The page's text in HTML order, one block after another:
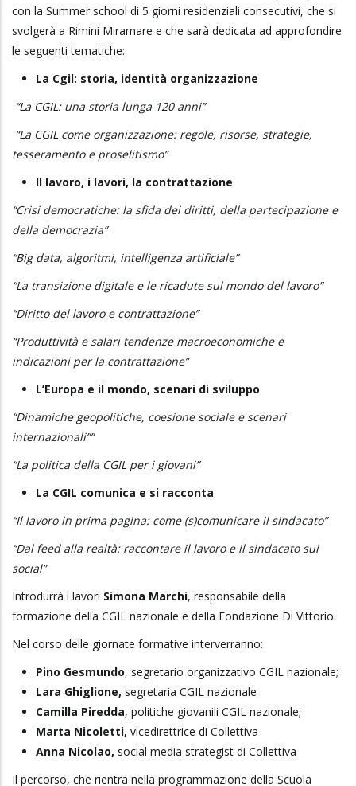
con la Summer school di 5 giorni residenziali consecutivi, che si
svolgerà a Rimini Miramare e che sarà dedicata ad approfondire
le seguenti tematiche:
La Cgil: storia, identità organizzazione
“La CGIL: una storia lunga 120 anni”
“La CGIL come organizzazione: regole, risorse, strategie,
tesseramento e proselitismo”
Il lavoro, i lavori, la contrattazione
“Crisi democratiche: la sfida dei diritti, della partecipazione e
della democrazia”
“Big data, algoritmi, intelligenza artificiale”
“La transizione digitale e le ricadute sul mondo del lavoro”
“Diritto del lavoro e contrattazione”
“Produttività e salari tendenze macroeconomiche e
indicazioni per la contrattazione”
L’Europa e il mondo, scenari di sviluppo
“Dinamiche geopolitiche, coesione sociale e scenari
internazionali””
“La politica della CGIL per i giovani”
La CGIL comunica e si racconta
“Il lavoro in prima pagina: come (s)comunicare il sindacato”
“Dal feed alla realtà: raccontare il lavoro e il sindacato sui
social”
Introdurrà i lavori Simona Marchi, responsabile della
formazione della CGIL nazionale e della Fondazione Di Vittorio.
Nel corso delle giornate formative interverranno:
Pino Gesmundo, segretario organizzativo CGIL nazionale;
Lara Ghiglione, segretaria CGIL nazionale
Camilla Piredda, politiche giovanili CGIL nazionale;
Marta Nicoletti, vicedirettrice di Collettiva
Anna Nicolao, social media strategist di Collettiva
Il percorso, che rientra nella programmazione della Scuola